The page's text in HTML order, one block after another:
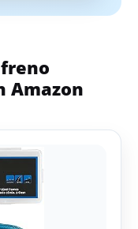
Amazon